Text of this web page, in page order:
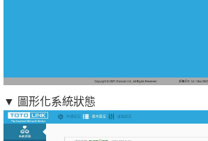
▼ 圖形化系統狀態